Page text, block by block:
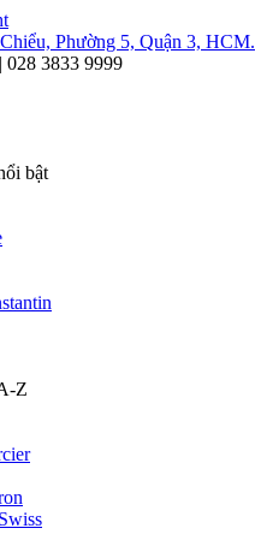
Phường 5, Quận 3, HCM.
028 3833 9999
bật
Z